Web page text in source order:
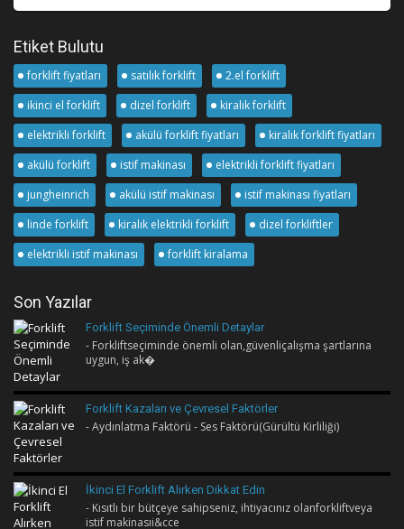
Etiket Bulutu
forklift fiyatları satılık forklift
2.el forklift
ikinci el forklift
dizel forklift
kiralık forklift
elektrikli forklift
akülü forklift fiyatları
kiralık forklift fiyatları
akülü forklift
istif makinası
elektrikli forklift fiyatları
jungheinrich
akülü istif makinası
istif makinası fiyatları
linde forklift
kiralık elektrikli forklift
dizel forkliftler
elektrikli istif makinası
forklift kiralama
Son Yazılar
Forklift Seçiminde Önemli Detaylar
- Forkliftseçiminde önemli olan,güvenliçalışma şartlarına
uygun, iş ak�
Forklift Kazaları ve Çevresel Faktörler
- Aydınlatma Faktörü - Ses Faktörü(Gürültü Kirliliği)
İkinci El Forklift Alırken Dikkat Edin
- Kısıtlı bir bütçeye sahipseniz, ihtiyacınız olanforkliftveya
istif makinasıi&cce